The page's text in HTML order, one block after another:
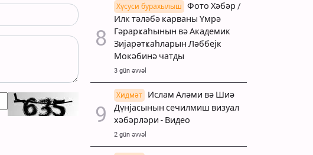
Хүсуси бурахылыш
Фото Хәбәр /
Илк тәләбә карваны Үмрә
Гәрарҝаһынын вә Академик
Зијарәтҝаһларын Ләббејк
Мокәбинә чатды
3 gün əvvəl
Хидмәт
Ислам Аләми вә Шиә
Дүнјасынын сечилмиш визуал
хәбәрләри - Видео
2 gün əvvəl